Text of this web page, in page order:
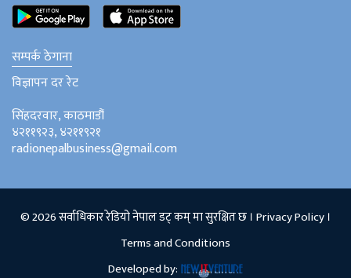
सम्पर्क ठेगाना
विज्ञापन दर रेट
सिंहदरवार, काठमाडौं
४२११९२३, ४२११९२१
radionepalbusiness@gmail.com
© 2026 सर्वाधिकार रेडियो नेपाल डट् कम् मा सुरक्षित छ । Privacy Policy।
Terms and Conditions
Developed by: